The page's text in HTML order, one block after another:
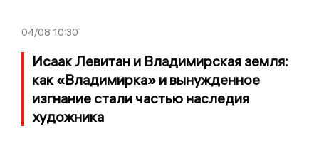
04/08 10:30
Исаак Левитан и Владимирская земля:
как «Владимирка» и вынужденное
изгнание стали частью наследия
художника